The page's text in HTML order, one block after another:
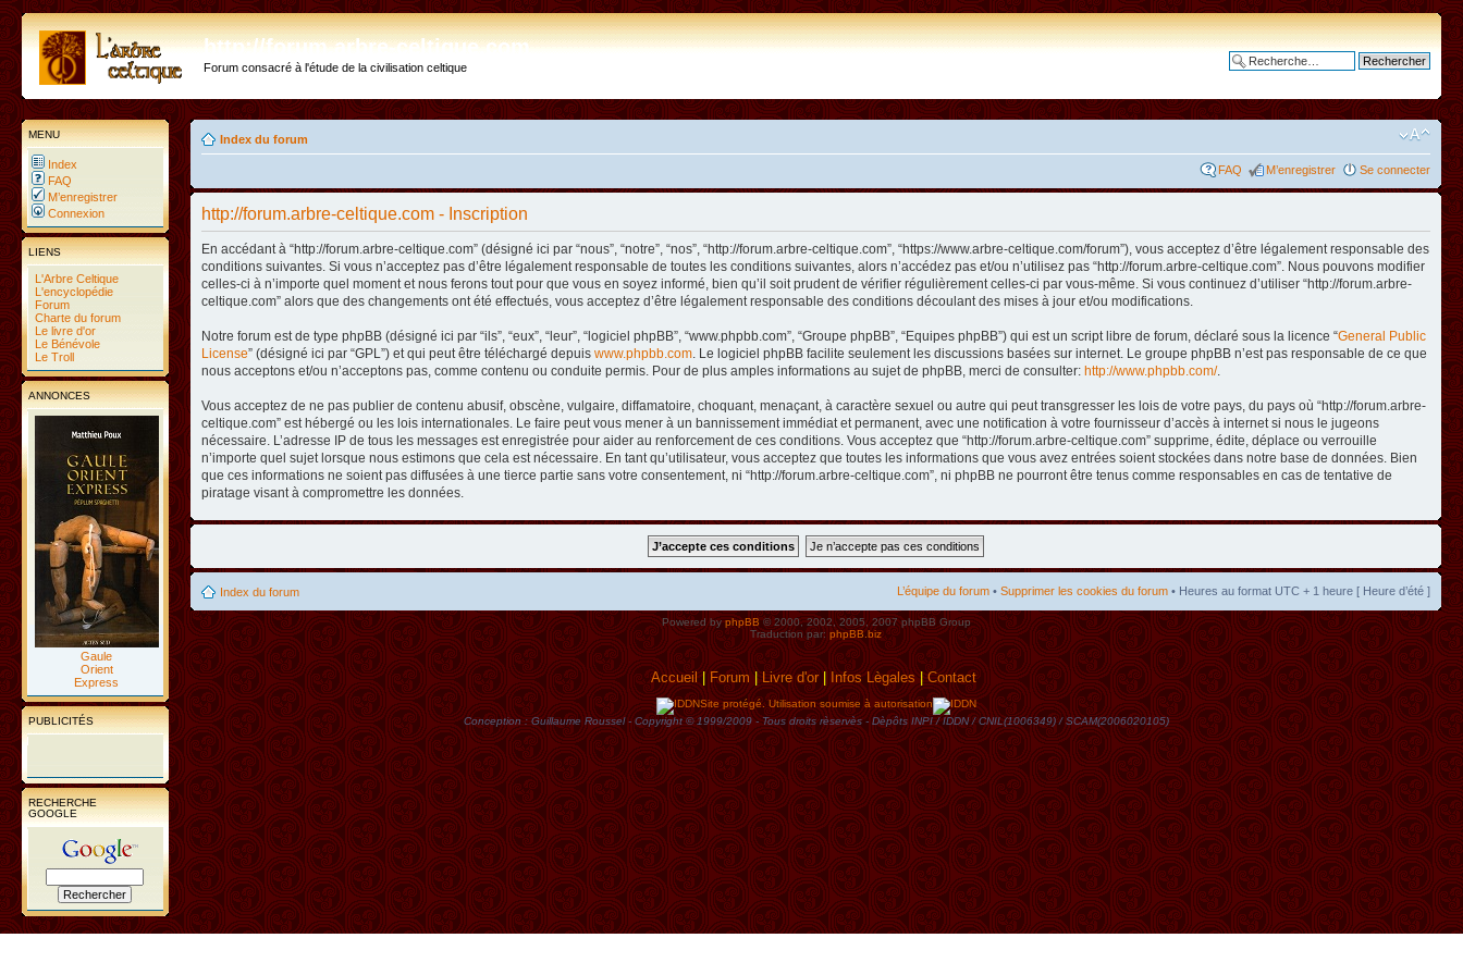
http://forum.arbre-celtique.com
Forum consacré à l'étude de la civilisation celtique
MENU
Index
FAQ
M’enregistrer
Connexion
LIENS
L'Arbre Celtique
L'encyclopédie
Forum
Charte du forum
Le livre d'or
Le Bénévole
Le Troll
ANNONCES
Gaule
Orient
Express
PUBLICITÉS
RECHERCHE
GOOGLE
Index du forum
FAQ M’enregistrer Se connecter
http://forum.arbre-celtique.com - Inscription
En accédant à “http://forum.arbre-celtique.com” (désigné ici par “nous”, “notre”, “nos”, “http://forum.arbre-celtique.com”, “https://www.arbre-celtique.com/forum”), vous acceptez d’être légalement responsable des
conditions suivantes. Si vous n’acceptez pas d’être légalement responsable de toutes les conditions suivantes, alors n’accédez pas et/ou n’utilisez pas “http://forum.arbre-celtique.com”. Nous pouvons modifier
celles-ci à n’importe quel moment et nous ferons tout pour que vous en soyez informé, bien qu’il soit prudent de vérifier régulièrement celles-ci par vous-même. Si vous continuez d’utiliser “http://forum.arbre-
celtique.com” alors que des changements ont été effectués, vous acceptez d’être légalement responsable des conditions découlant des mises à jour et/ou modifications.
Notre forum est de type phpBB (désigné ici par “ils”, “eux”, “leur”, “logiciel phpBB”, “www.phpbb.com”, “Groupe phpBB”, “Equipes phpBB”) qui est un script libre de forum, déclaré sous la licence “General Public
License” (désigné ici par “GPL”) et qui peut être téléchargé depuis www.phpbb.com . Le logiciel phpBB facilite seulement les discussions basées sur internet. Le groupe phpBB n’est pas responsable de ce que
nous acceptons et/ou n’acceptons pas, comme contenu ou conduite permis. Pour de plus amples informations au sujet de phpBB, merci de consulter: http://www.phpbb.com/.
Vous acceptez de ne pas publier de contenu abusif, obscène, vulgaire, diffamatoire, choquant, menaçant, à caractère sexuel ou autre qui peut transgresser les lois de votre pays, du pays où “http://forum.arbre-
celtique.com” est hébergé ou les lois internationales. Le faire peut vous mener à un bannissement immédiat et permanent, avec une notification à votre fournisseur d’accès à internet si nous le jugeons
nécessaire. L’adresse IP de tous les messages est enregistrée pour aider au renforcement de ces conditions. Vous acceptez que “http://forum.arbre-celtique.com” supprime, édite, déplace ou verrouille
n’importe quel sujet lorsque nous estimons que cela est nécessaire. En tant qu’utilisateur, vous acceptez que toutes les informations que vous avez entrées soient stockées dans notre base de données. Bien
que ces informations ne soient pas diffusées à une tierce partie sans votre consentement, ni “http://forum.arbre-celtique.com”, ni phpBB ne pourront être tenus comme responsables en cas de tentative de
piratage visant à compromettre les données.
Index du forum L’équipe du forum • Supprimer les cookies du forum • Heures au format UTC + 1 heure [ Heure d’été ]
Powered byphpBB© 2000, 2002, 2005, 2007 phpBB Group
Traduction par: phpBB.biz
Accueil|Forum|Livre d'or| Infos Lègales|Contact
Site protégé. Utilisation soumise à autorisation
Conception : Guillaume Roussel - Copyright © 1999/2009 - Tous droits rèservès - Dèpôts INPI / IDDN / CNIL(1006349) / SCAM(2006020105)